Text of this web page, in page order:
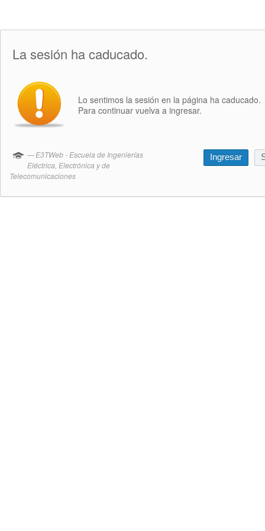
La sesión ha caducado.
Lo sentimos la sesión en la página ha caducado.
Para continuar vuelva a ingresar.
E3TWeb - Escuela de Ingenierías
Eléctrica, Electrónica y de
Telecomunicaciones
Ingresar